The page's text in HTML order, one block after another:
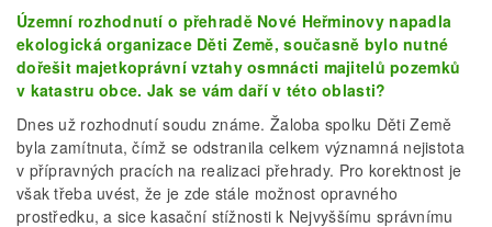
Územní rozhodnutí o přehradě Nové Heřminovy napadla
ekologická organizace Děti Země, současně bylo nutné
dořešit majetkoprávní vztahy osmnácti majitelů pozemků
v katastru obce. Jak se vám daří v této oblasti?
Dnes už rozhodnutí soudu známe. Žaloba spolku Děti Země
byla zamítnuta, čímž se odstranila celkem významná nejistota
v přípravných pracích na realizaci přehrady. Pro korektnost je
však třeba uvést, že je zde stále možnost opravného
prostředku, a sice kasační stížnosti k Nejvyššímu správnímu